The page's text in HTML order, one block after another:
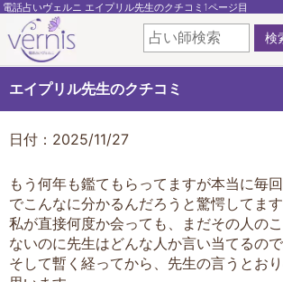
電話占いヴェルニ エイプリル先生のクチコミ1ページ目
エイプリル先生のクチコミ
日付：2025/11/27
もう何年も鑑てもらってますが本当に毎
でこんなに分かるんだろうと驚愕してま
私が直接何度か会っても、まだその人の
ないのに先生はどんな人か言い当てるので
そして暫く経ってから、先生の言うとお